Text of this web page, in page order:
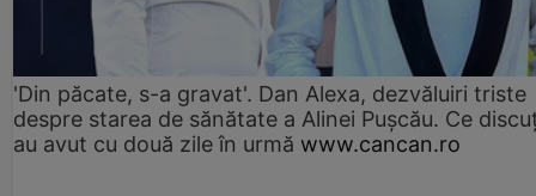
'Din păcate, s-a gravat'. Dan Alexa, dezvăluiri triste
despre starea de sănătate a Alinei Pușcău. Ce
au avut cu două zile în urmă www.cancan.ro